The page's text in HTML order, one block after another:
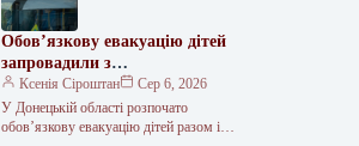
Обов’язкову евакуацію дітей
запровадили з
найнебезпечніших зон
Краматорська та двох сусідніх
селищ.
Ксенія Сіроштан
Сер 6, 2026
У Донецькій області розпочато
обов’язкову евакуацію дітей разом із